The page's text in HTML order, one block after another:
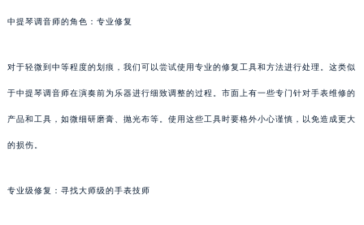
中提琴调音师的角色：专业修复
对于轻微到中等程度的划痕，我们可以尝试使用专业的修复工具和方法进行处理。这类似
于中提琴调音师在演奏前为乐器进行细致调整的过程。市面上有一些专门针对手表维修的
产品和工具，如微细研磨膏、抛光布等。使用这些工具时要格外小心谨慎，以免造成更大
的损伤。
专业级修复：寻找大师级的手表技师